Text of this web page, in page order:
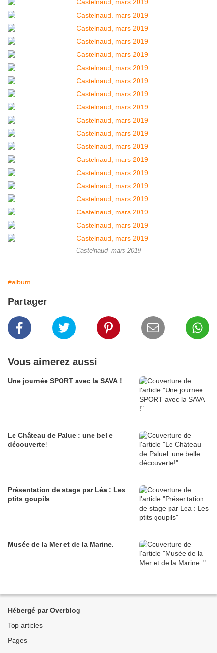
Castelnaud, mars 2019
#album
Partager
Vous aimerez aussi
Une journée SPORT avec la SAVA !
Le Château de Paluel: une belle
découverte!
Présentation de stage par Léa : Les
ptits goupils
Musée de la Mer et de la Marine.
Hébergé par Overblog
Top articles
Pages